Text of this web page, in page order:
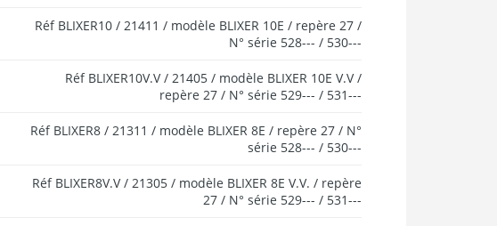
Réf BLIXER10 / 21411 / modèle BLIXER 10E / repère 27 /
N° série 528--- / 530---
Réf BLIXER10V.V / 21405 / modèle BLIXER 10E V.V /
repère 27 / N° série 529--- / 531---
Réf BLIXER8 / 21311 / modèle BLIXER 8E / repère 27 / N°
série 528--- / 530---
Réf BLIXER8V.V / 21305 / modèle BLIXER 8E V.V. / repère
27 / N° série 529--- / 531---